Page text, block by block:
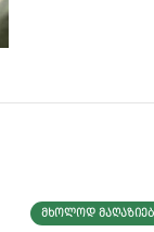
ᲛᲮᲝᲚᲝᲓ